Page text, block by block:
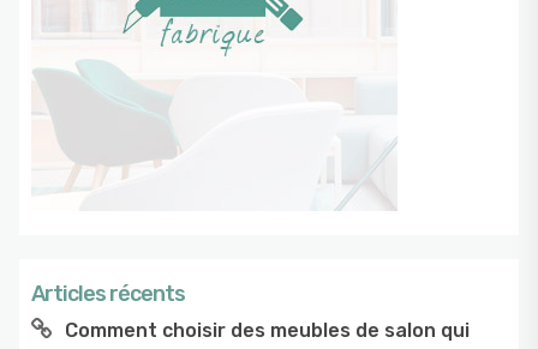
Articles récents
Comment choisir des meubles de salon qui